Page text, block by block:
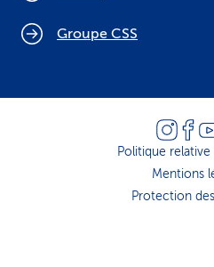
Groupe CSS
Politique
Mentions
Protection